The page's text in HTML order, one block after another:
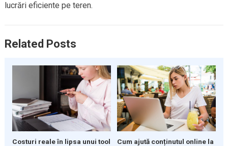
lucrări eficiente pe teren.
Related Posts
Costuri reale în lipsa unui tool
Cum ajută conținutul online la